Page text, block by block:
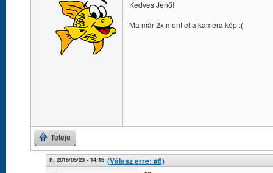
Kedves Jenő!
Ma már 2x ment el a kamera kép :(
Teteje
h, 2016/05/23 - 14:16 (Válasz erre: #6)